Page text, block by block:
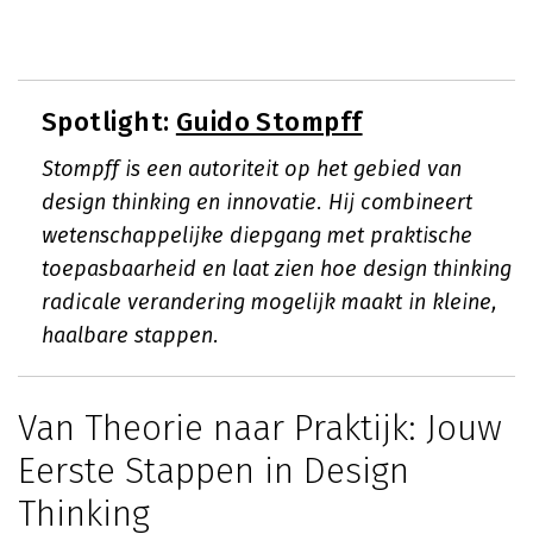
Spotlight: Guido Stompff
Stompff is een autoriteit op het gebied van
design thinking en innovatie. Hij combineert
wetenschappelijke diepgang met praktische
toepasbaarheid en laat zien hoe design thinking
radicale verandering mogelijk maakt in kleine,
haalbare stappen.
Van Theorie naar Praktijk: Jouw
Eerste Stappen in Design
Thinking